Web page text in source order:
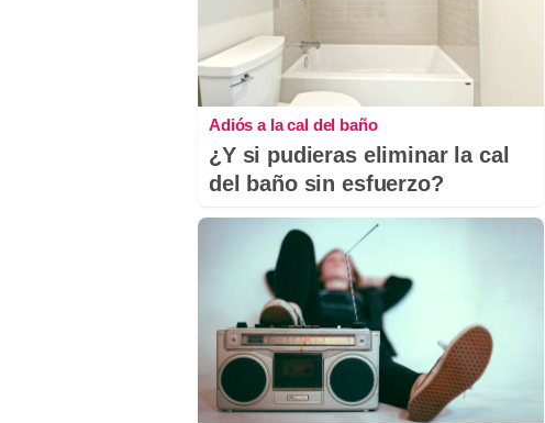
Adiós a la cal del baño
¿Y si pudieras eliminar la cal
del baño sin esfuerzo?